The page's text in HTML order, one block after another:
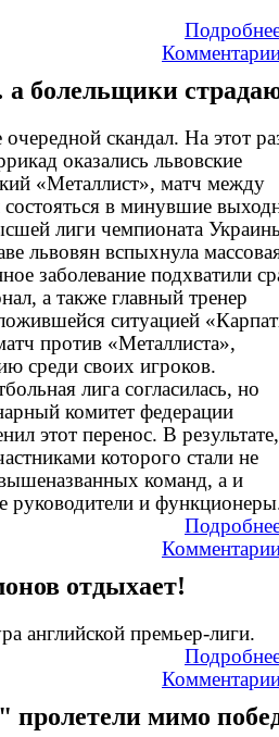
болельщики
скандал. На этот
оказались львовские
«Металлист», матч между
в минувшие
лиги чемпионата
львовян вспыхнула
заболевание подхватили
а также главный тренер
ситуацией
против «Металлиста»,
среди своих игроков.
лига согласилась, но
комитет федерации
этот перенос. В результате,
которого стали не
команд, а и
руководители и
отдыхает!
английской премьер-лиги.
мимо